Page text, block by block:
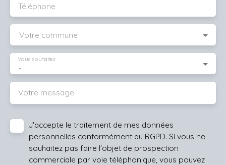
Téléphone
Votre commune
-
Vous souhaitez
Votre message
J'accepte le traitement de mes données
personnelles conformément au RGPD. Si vous ne
souhaitez pas faire l'objet de prospection
commerciale par voie téléphonique, vous pouvez